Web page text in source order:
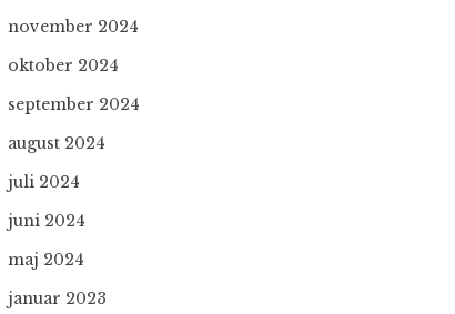
november 2024
oktober 2024
september 2024
august 2024
juli 2024
juni 2024
maj 2024
januar 2023